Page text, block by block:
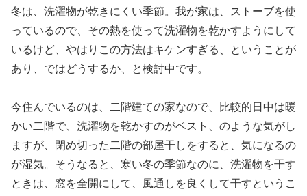
冬は、洗濯物が乾きにくい季節。我が家は、ストーブを使
っているので、その熱を使って洗濯物を乾かすようにして
いるけど、やはりこの方法はキケンすぎる、ということが
あり、ではどうするか、と検討中です。
今住んでいるのは、二階建ての家なので、比較的日中は暖
かい二階で、洗濯物を乾かすのがベスト、のような気がし
ますが、閉め切った二階の部屋干しをすると、気になるの
が湿気。そうなると、寒い冬の季節なのに、洗濯物を干す
ときは、窓を全開にして、風通しを良くして干すというこ